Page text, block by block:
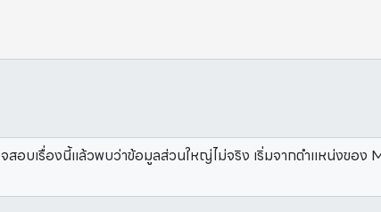
อบเรื่องนี้แล้วพบว่าข้อมูลส่วนใหญ่ไม่จริง เริ่มจากตำแหน่งของ